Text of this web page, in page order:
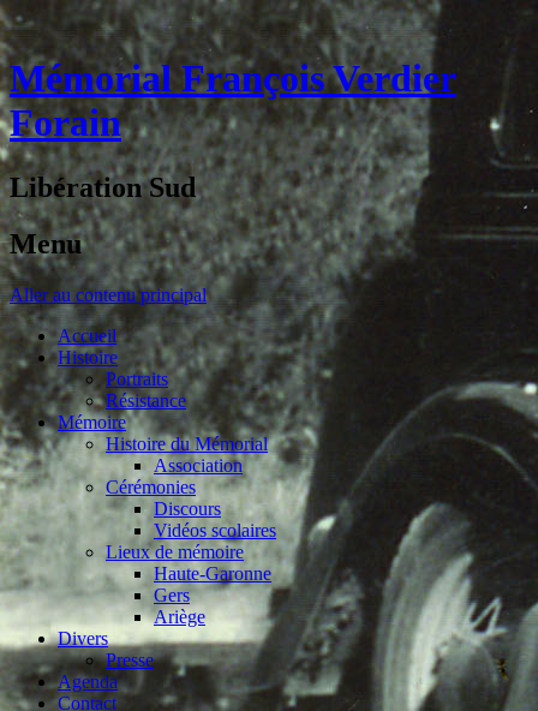
Mémorial François Verdier
Forain
Libération Sud
Menu
Aller au contenu principal
Accueil
Histoire
Portraits
Résistance
Mémoire
Histoire du Mémorial
Association
Cérémonies
Discours
Vidéos scolaires
Lieux de mémoire
Haute-Garonne
Gers
Ariège
Divers
Presse
Agenda
Contact